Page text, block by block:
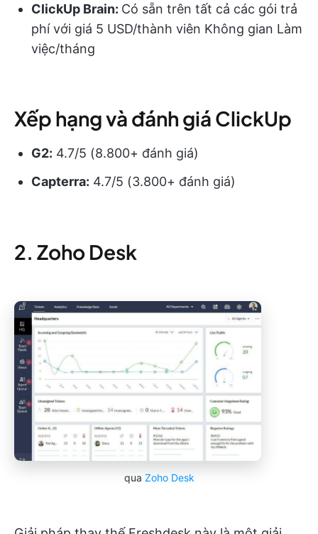
ClickUp Brain: Có sẵn trên tất cả các gói trả
phí với giá 5 USD/thành viên Không gian Làm
việc/tháng
Xếp hạng và đánh giá ClickUp
G2: 4.7/5 (8.800+ đánh giá)
Capterra: 4.7/5 (3.800+ đánh giá)
2. Zoho Desk
qua Zoho Desk